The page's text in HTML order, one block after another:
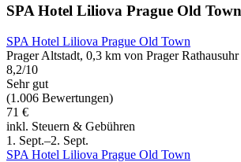
SPA Hotel Liliova Prague Old Town
SPA Hotel Liliova Prague Old Town
Prager Altstadt, 0,3 km von Prager
8,2/10
Sehr gut
(1.006 Bewertungen)
71 €
inkl. Steuern & Gebühren
1. Sept.–2. Sept.
SPA Hotel Liliova Prague Old Town